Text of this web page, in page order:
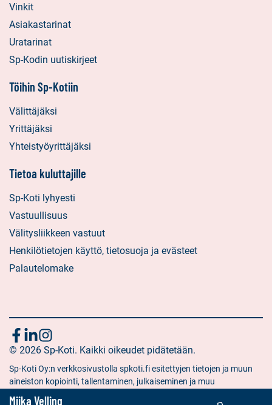
Miika Velling
Vinkit
Asiakastarinat
Uratarinat
Sp-Kodin uutiskirjeet
Töihin Sp-Kotiin
Välittäjäksi
Yrittäjäksi
Yhteistyöyrittäjäksi
Tietoa kuluttajille
Sp-Koti lyhyesti
Vastuullisuus
Välitysliikkeen vastuut
Henkilötietojen käyttö, tietosuoja ja evästeet
Palautelomake
Seuraa
meitä
Sosiaalinen
media:
facebook
Sosiaalinen
media:
linkedin
Sosiaalinen
media:
instagram
© 2026 Sp-Koti. Kaikki oikeudet pidätetään.
Sp-Koti Oy:n verkkosivustolla spkoti.fi esitettyjen tietojen ja muun
aineiston kopiointi, tallentaminen, julkaiseminen ja muu